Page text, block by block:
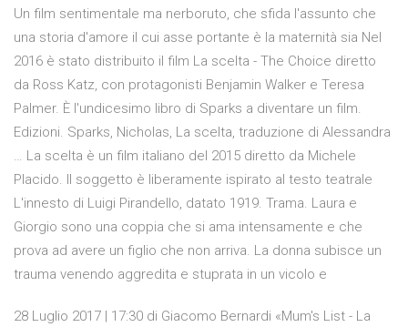
Un film sentimentale ma nerboruto, che sfida l'assunto che
una storia d'amore il cui asse portante è la maternità sia Nel
2016 è stato distribuito il film La scelta - The Choice diretto
da Ross Katz, con protagonisti Benjamin Walker e Teresa
Palmer. È l'undicesimo libro di Sparks a diventare un film.
Edizioni. Sparks, Nicholas, La scelta, traduzione di Alessandra
… La scelta è un film italiano del 2015 diretto da Michele
Placido. Il soggetto è liberamente ispirato al testo teatrale
L'innesto di Luigi Pirandello, datato 1919. Trama. Laura e
Giorgio sono una coppia che si ama intensamente e che
prova ad avere un figlio che non arriva. La donna subisce un
trauma venendo aggredita e stuprata in un vicolo e
28 Luglio 2017 | 17:30 di Giacomo Bernardi «Mum's List - La